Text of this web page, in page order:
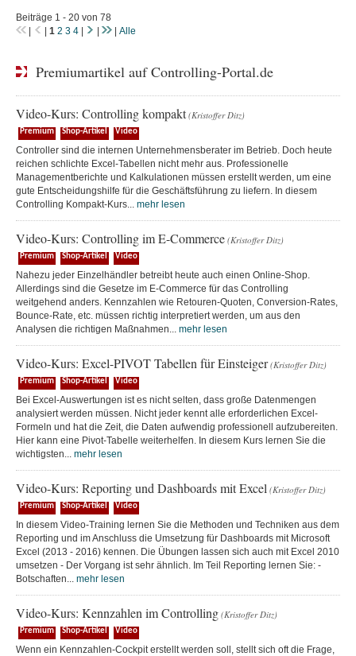
Beiträge 1 - 20 von 78
1 2 3 4 Alle
Premiumartikel auf Controlling-Portal.de
Video-Kurs: Controlling kompakt (Kristoffer Ditz)
Premium Shop-Artikel Video
Controller sind die internen Unternehmensberater im Betrieb. Doch heute
reichen schlichte Excel-Tabellen nicht mehr aus. Professionelle
Managementberichte und Kalkulationen müssen erstellt werden, um eine
gute Entscheidungshilfe für die Geschäftsführung zu liefern. In diesem
Controlling Kompakt-Kurs... mehr lesen
Video-Kurs: Controlling im E-Commerce (Kristoffer Ditz)
Premium Shop-Artikel Video
Nahezu jeder Einzelhändler betreibt heute auch einen Online-Shop.
Allerdings sind die Gesetze im E-Commerce für das Controlling
weitgehend anders. Kennzahlen wie Retouren-Quoten, Conversion-Rates,
Bounce-Rate, etc. müssen richtig interpretiert werden, um aus den
Analysen die richtigen Maßnahmen... mehr lesen
Video-Kurs: Excel-PIVOT Tabellen für Einsteiger (Kristoffer Ditz)
Premium Shop-Artikel Video
Bei Excel-Auswertungen ist es nicht selten, dass große Datenmengen
analysiert werden müssen. Nicht jeder kennt alle erforderlichen Excel-
Formeln und hat die Zeit, die Daten aufwendig professionell aufzubereiten.
Hier kann eine Pivot-Tabelle weiterhelfen. In diesem Kurs lernen Sie die
wichtigsten... mehr lesen
Video-Kurs: Reporting und Dashboards mit Excel (Kristoffer Ditz)
Premium Shop-Artikel Video
In diesem Video-Training lernen Sie die Methoden und Techniken aus dem
Reporting und im Anschluss die Umsetzung für Dashboards mit Microsoft
Excel (2013 - 2016) kennen. Die Übungen lassen sich auch mit Excel 2010
umsetzen - Der Vorgang ist sehr ähnlich. Im Teil Reporting lernen Sie: -
Botschaften... mehr lesen
Video-Kurs: Kennzahlen im Controlling (Kristoffer Ditz)
Premium Shop-Artikel Video
Wenn ein Kennzahlen-Cockpit erstellt werden soll, stellt sich oft die Frage,